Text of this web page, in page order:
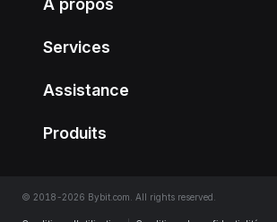
À propos
Services
Assistance
Produits
© 2018-2026 Bybit.com. All rights reserved.